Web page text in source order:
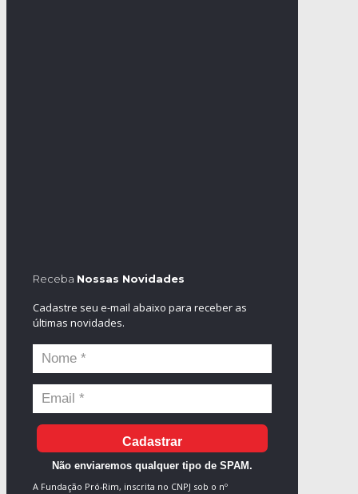
Receba Nossas Novidades
Cadastre seu e-mail abaixo para receber as
últimas novidades.
Cadastrar
Não enviaremos qualquer tipo de SPAM.
A Fundação Pró-Rim, inscrita no CNPJ sob o nº